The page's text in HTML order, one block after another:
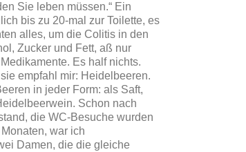
Sie leben müssen.“ Ein
bis zu 20-mal zur Toilette, es
alles, um die Colitis in den
Zucker und Fett, aß nur
Es half nichts.
empfahl mir: Heidelbeeren.
in jeder Form: als Saft,
Schon nach
die WC-Besuche wurden
war ich
Damen, die die gleiche